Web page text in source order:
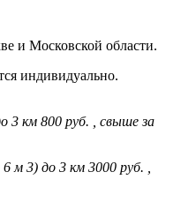
и Московской области.
индивидуально.
3 км 800 руб. , свыше за
м 3) до 3 км 3000 руб. ,